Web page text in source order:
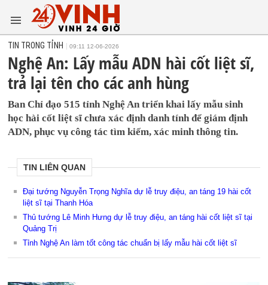
TIN TRONG TỈNH 09:11 12-06-2026
Nghệ An: Lấy mẫu ADN hài cốt liệt sĩ,
trả lại tên cho các anh hùng
Ban Chỉ đạo 515 tỉnh Nghệ An triển khai lấy mẫu sinh
học hài cốt liệt sĩ chưa xác định danh tính để giám định
ADN, phục vụ công tác tìm kiếm, xác minh thông tin.
TIN LIÊN QUAN
Đại tướng Nguyễn Trọng Nghĩa dự lễ truy điệu, an táng 19 hài cốt
liệt sĩ tại Thanh Hóa
Thủ tướng Lê Minh Hưng dự lễ truy điệu, an táng hài cốt liệt sĩ tại
Quảng Trị
Tỉnh Nghệ An làm tốt công tác chuẩn bị lấy mẫu hài cốt liệt sĩ